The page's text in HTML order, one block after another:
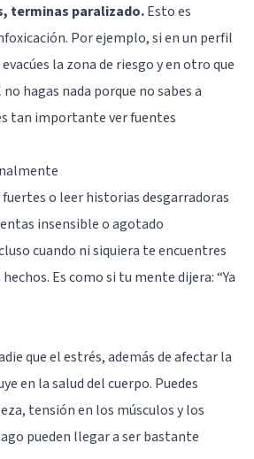
terminas paralizado.Esto es
Por ejemplo, si en un perfil
la zona de riesgo y en otro que
hagas nada porque no sabes a
tan importante ver fuentes
o leer historias desgarradoras
insensible o agotado
cuando ni siquiera te encuentres
Es como si tu mente dijera: “Ya
que el estrés, además de afectar la
en la salud del cuerpo. Puedes
tensión en los músculos y los
pueden llegar a ser bastante